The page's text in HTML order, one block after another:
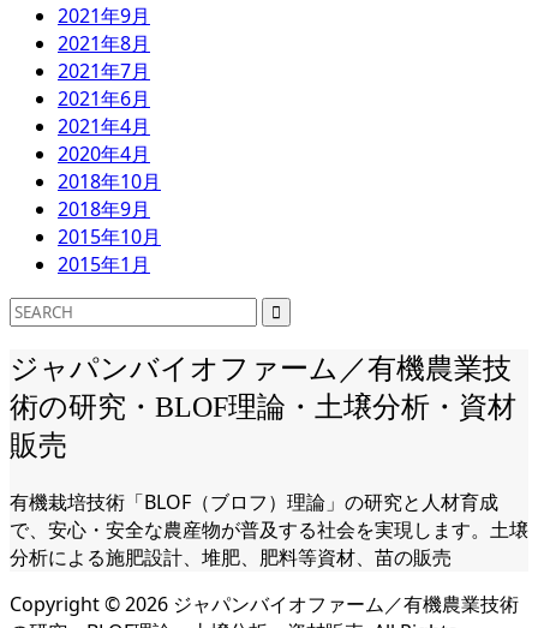
2021年9月
2021年8月
2021年7月
2021年6月
2021年4月
2020年4月
2018年10月
2018年9月
2015年10月
2015年1月
ジャパンバイオファーム／有機農業技
術の研究・BLOF理論・土壌分析・資材
販売
有機栽培技術「BLOF（ブロフ）理論」の研究と人材育成
で、安心・安全な農産物が普及する社会を実現します。土壌
分析による施肥設計、堆肥、肥料等資材、苗の販売
Copyright ©2026 ジャパンバイオファーム／有機農業技術